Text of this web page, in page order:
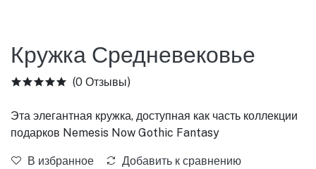
Кружка Средневековье
(0 Отзывы)
Эта элегантная кружка, доступная как часть коллекции
подарков Nemesis Now Gothic Fantasy
В избранное Добавить к сравнению